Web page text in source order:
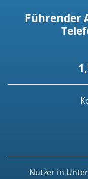
Führender
Nutzer in